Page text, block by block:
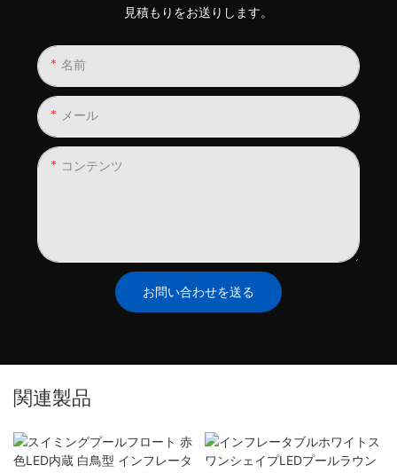
見積もりをお送りします。
名前
メール
コンテンツ
お問い合わせを送る
関連製品